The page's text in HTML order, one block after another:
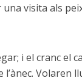
visita als
i el cranc el
l’ànec. Volaren